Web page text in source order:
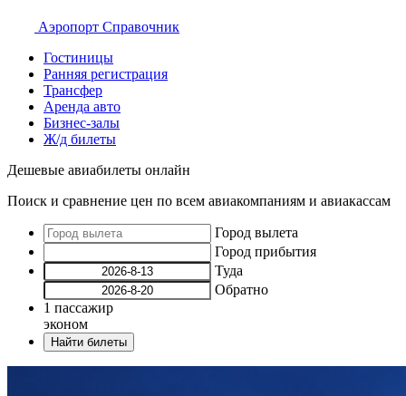
Аэропорт Справочник
Гостиницы
Ранняя регистрация
Трансфер
Аренда авто
Бизнес-залы
Ж/д билеты
Дешевые авиабилеты онлайн
Поиск и сравнение цен по всем авиакомпаниям и авиакассам
Город вылета
Город прибытия
Туда
Обратно
1 пассажир
эконом
Найти билеты